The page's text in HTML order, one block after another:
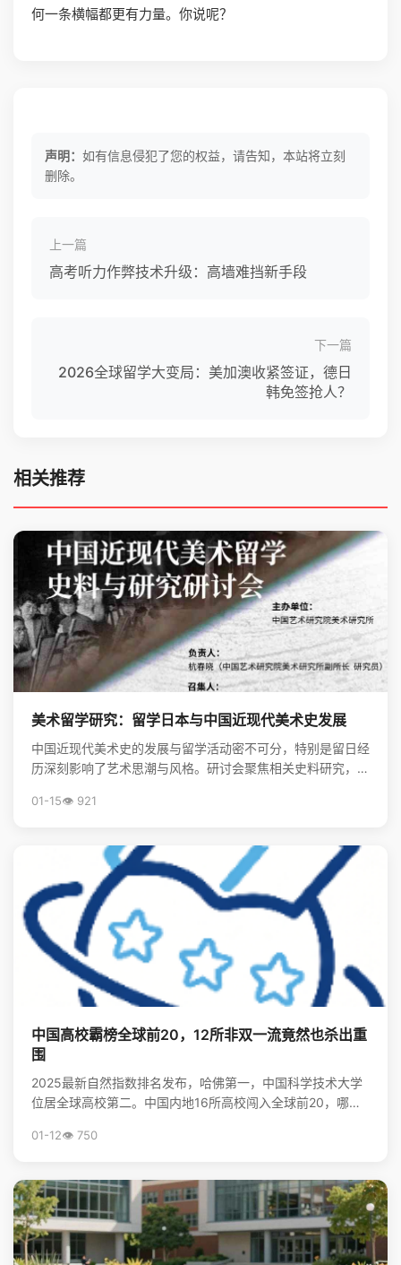
何一条横幅都更有力量。你说呢？
声明： 如有信息侵犯了您的权益，请告知，本站将立刻
删除。
上一篇
高考听力作弊技术升级：高墙难挡新手段
下一篇
2026全球留学大变局：美加澳收紧签证，德日
韩免签抢人？
相关推荐
美术留学研究：留学日本与中国近现代美术史发展
中国近现代美术史的发展与留学活动密不可分，特别是留日经
历深刻影响了艺术思潮与风格。研讨会聚焦相关史料研究，揭
01-15👁️ 921
中国高校霸榜全球前20，12所非双一流竟然也杀出重
围
2025最新自然指数排名发布，哈佛第一，中国科学技术大学
位居全球高校第二。中国内地16所高校闯入全球前20，哪些
01-12👁️ 750